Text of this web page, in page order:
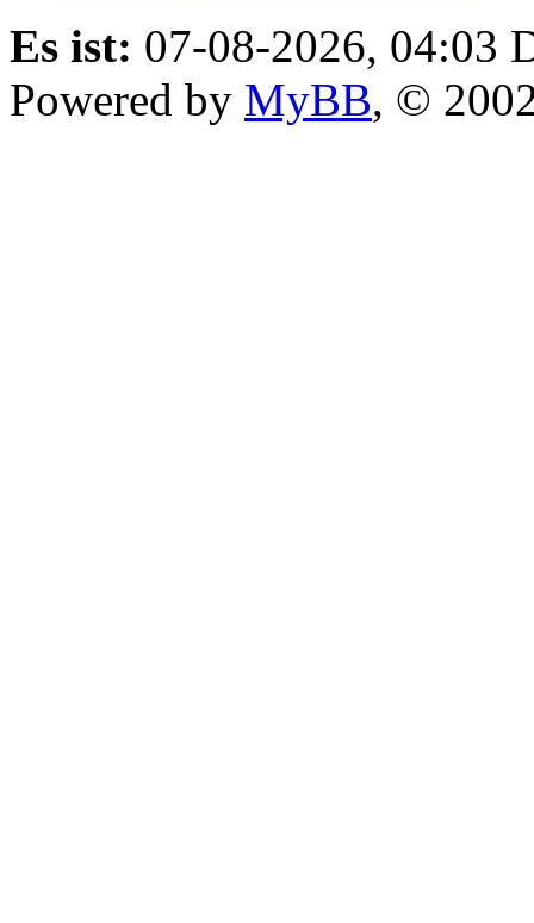
Es ist: 07-08-2026, 04:03
Powered by MyBB, ©